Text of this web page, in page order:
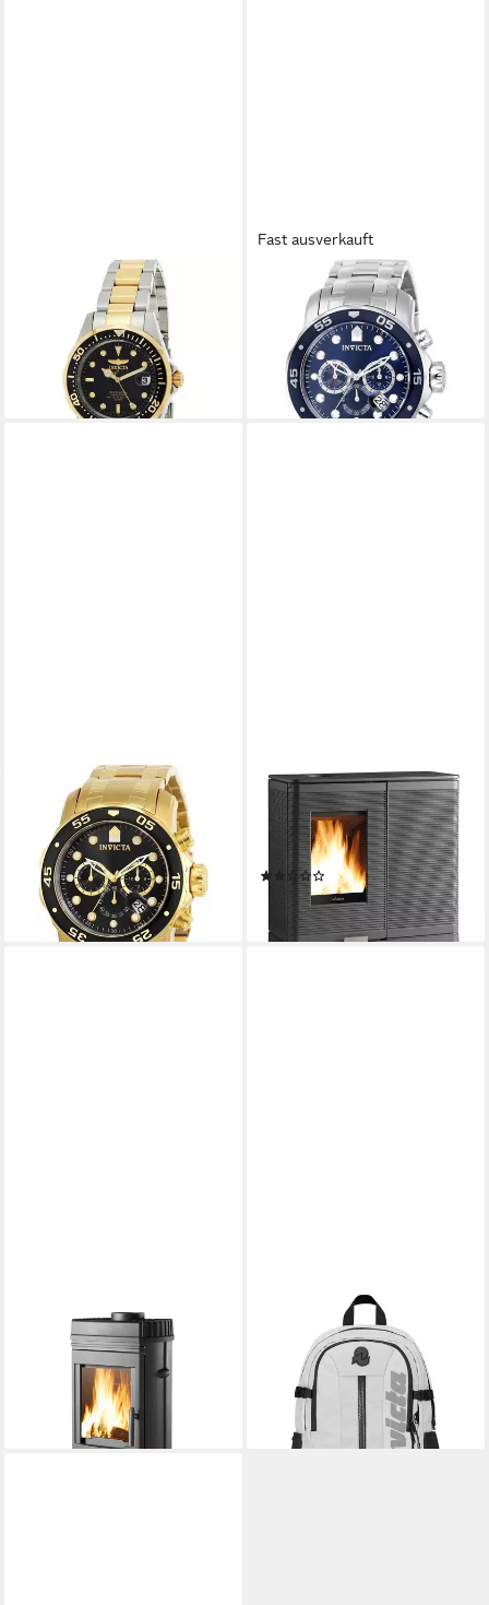
Luxusuhr Pro Diver Quartz
172,87 €
lieferbar - in 8-10 Werktagen bei
Fast ausverkauft
Luxusuhr Pro Diver SCUBA
Quarz-Chronograph 0070
224,19 €
lieferbar - in 8-10 Werktagen bei
Luxusuhr Pro Diver - SCUBA
0072 Herrenuhr - 48mm
227,13 €
lieferbar - in 8-10 Werktagen bei
INVICTA
Gussofen Akimix Gussofen, 7
kW, Zeitbrand
Produktdatenblatt
(1)
2.099,00 €
lieferbar - in 4-5 Werktagen bei dir
Gussofen CHATEL, 8 kW,
Zeitbrand
Produktdatenblatt
lieferbar - in 4-5 Werktagen bei dir
Schulrucksack ACT PLUS
99,95 €
lieferbar - in 6-7 Werktagen bei dir